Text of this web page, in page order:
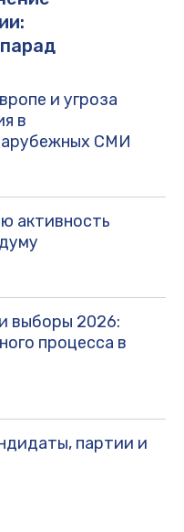
и угроза
в
СМИ
активность
выборы 2026:
процесса в
партии и